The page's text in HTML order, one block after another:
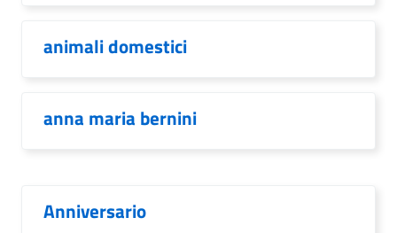
animali domestici
anna maria bernini
Anniversario